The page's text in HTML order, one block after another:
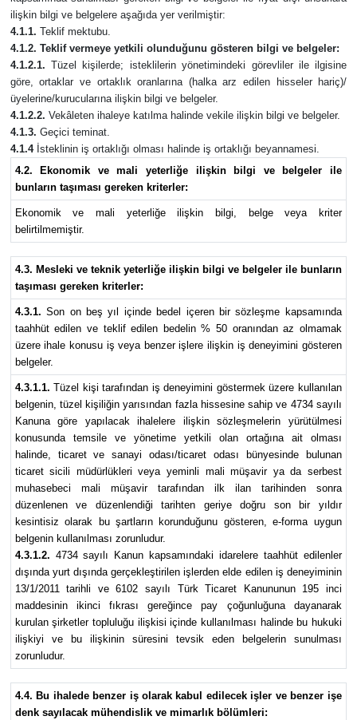
ilişkin bilgi ve belgelere aşağıda yer verilmiştir:
4.1.1. Teklif mektubu.
4.1.2. Teklif vermeye yetkili olunduğunu gösteren bilgi ve belgeler:
4.1.2.1. Tüzel kişilerde; isteklilerin yönetimindeki görevliler ile ilgisine
göre, ortaklar ve ortaklık oranlarına (halka arz edilen hisseler hariç)/
üyelerine/kurucularına ilişkin bilgi ve belgeler.
4.1.2.2. Vekâleten ihaleye katılma halinde vekile ilişkin bilgi ve belgeler.
4.1.3. Geçici teminat.
4.1.4İsteklinin iş ortaklığı olması halinde iş ortaklığı beyannamesi.
4.2. Ekonomik ve mali yeterliğe ilişkin bilgi ve belgeler ile
bunların taşıması gereken kriterler:
Ekonomik ve mali yeterliğe ilişkin bilgi, belge veya kriter
belirtilmemiştir.
4.3. Mesleki ve teknik yeterliğe ilişkin bilgi ve belgeler ile bunların
taşıması gereken kriterler:
4.3.1. Son on beş yıl içinde bedel içeren bir sözleşme kapsamında
taahhüt edilen ve teklif edilen bedelin % 50 oranından az olmamak
üzere ihale konusu iş veya benzer işlere ilişkin iş deneyimini gösteren
belgeler.
4.3.1.1. Tüzel kişi tarafından iş deneyimini göstermek üzere kullanılan
belgenin, tüzel kişiliğin yarısından fazla hissesine sahip ve 4734 sayılı
Kanuna göre yapılacak ihalelere ilişkin sözleşmelerin yürütülmesi
konusunda temsile ve yönetime yetkili olan ortağına ait olması
halinde, ticaret ve sanayi odası/ticaret odası bünyesinde bulunan
ticaret sicili müdürlükleri veya yeminli mali müşavir ya da serbest
muhasebeci mali müşavir tarafından ilk ilan tarihinden sonra
düzenlenen ve düzenlendiği tarihten geriye doğru son bir yıldır
kesintisiz olarak bu şartların korunduğunu gösteren, e-forma uygun
belgenin kullanılması zorunludur.
4.3.1.2. 4734 sayılı Kanun kapsamındaki idarelere taahhüt edilenler
dışında yurt dışında gerçekleştirilen işlerden elde edilen iş deneyiminin
13/1/2011 tarihli ve 6102 sayılı Türk Ticaret Kanununun 195 inci
maddesinin ikinci fıkrası gereğince pay çoğunluğuna dayanarak
kurulan şirketler topluluğu ilişkisi içinde kullanılması halinde bu hukuki
ilişkiyi ve bu ilişkinin süresini tevsik eden belgelerin sunulması
zorunludur.
4.4. Bu ihalede benzer iş olarak kabul edilecek işler ve benzer işe
denk sayılacak mühendislik ve mimarlık bölümleri: